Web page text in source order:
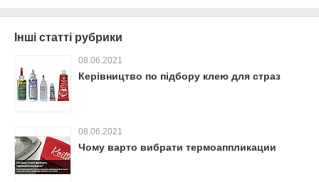
Інші статті рубрики
08.06.2021
Керівництво по підбору клею для страз
08.06.2021
Чому варто вибрати термоаппликации